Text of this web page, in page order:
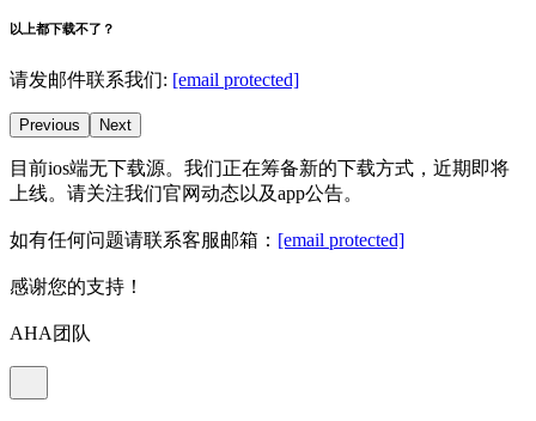
以上都下载不了？
请发邮件联系我们: [email protected]
Previous Next
目前ios端无下载源。我们正在筹备新的下载方式，近期即将
上线。请关注我们官网动态以及app公告。
如有任何问题请联系客服邮箱： [email protected]
感谢您的支持！
AHA团队